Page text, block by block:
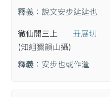
釋義： 說文安步㢟㢟也
徹仙開三上
(知組獮韻山攝)
丑展切
釋義： 安步也或作𨖀